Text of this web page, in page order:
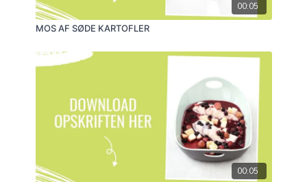
Hvor skal vi starte med alt det grønne? Juicen er fyldt
med naturlig folsyre, der både gavner hjernen,
kredsløbet og hormonbalancen. Så er der masser af
K-vitamin, som ud over at være nødvendigt for
blodstørkning også er vigtigt for dine knogler, da det
groft sagt er med til at holde kalken inde i knoglerne
frem for at lade den indgå i åreforkalkning. Og så er
der godt med magnesium og kalium, der begge er
med til at holde blodtrykket lavere og give lidt mere
ro i sindet. Sidst, men ikke mindst er der
isothiocyanaterne fra broccolien, som har en gavnlig
effekt på hormonbalancen.
00:05
MOS AF SØDE KARTOFLER
00:05